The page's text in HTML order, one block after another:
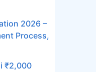
2026 –
Process,
₹2,000